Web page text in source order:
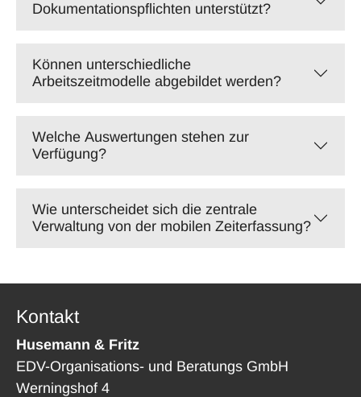
Dokumentationspflichten unterstützt?
Können unterschiedliche
Arbeitszeitmodelle abgebildet werden?
Welche Auswertungen stehen zur
Verfügung?
Wie unterscheidet sich die zentrale
Verwaltung von der mobilen Zeiterfassung?
Kontakt
Husemann & Fritz
EDV-Organisations- und Beratungs GmbH
Werningshof 4